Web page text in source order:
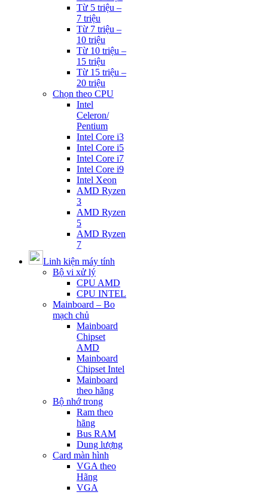
Từ 5 triệu –
7 triệu
Từ 7 triệu –
10 triệu
Từ 10 triệu –
15 triệu
Từ 15 triệu –
20 triệu
Chọn theo CPU
Intel
Celeron/
Pentium
Intel Core i3
Intel Core i5
Intel Core i7
Intel Core i9
Intel Xeon
AMD Ryzen
3
AMD Ryzen
5
AMD Ryzen
7
Linh kiện máy tính
Bộ vi xử lý
CPU AMD
CPU INTEL
Mainboard – Bo
mạch chủ
Mainboard
Chipset
AMD
Mainboard
Chipset Intel
Mainboard
theo hãng
Bộ nhớ trong
Ram theo
hãng
Bus RAM
Dung lượng
Card màn hình
VGA theo
Hãng
VGA